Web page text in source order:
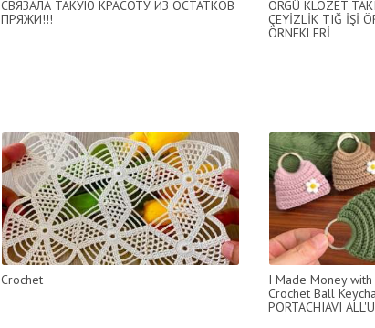
СВЯЗАЛА ТАКУЮ КРАСОТУ ИЗ ОСТАТКОВ
ПРЯЖИ!!!
ÖRGÜ KLOZET
ÇEYİZLİK TIĞ İŞİ
ÖRNEKLERİ
Crochet
I Made Money
Crochet Ball
PORTACHIAVI